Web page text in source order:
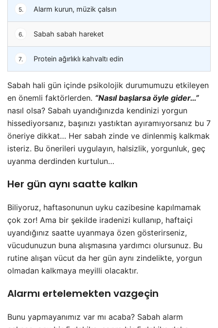
5. Alarm kurun, müzik çalsın
6. Sabah sabah hareket
7. Protein ağırlıklı kahvaltı edin
Sabah hali gün içinde psikolojik durumumuzu etkileyen
en önemli faktörlerden. “Nasıl başlarsa öyle gider…”
nasıl olsa? Sabah uyandığınızda kendinizi yorgun
hissediyorsanız, başınızı yastıktan ayıramıyorsanız bu 7
öneriye dikkat… Her sabah zinde ve dinlenmiş kalkmak
isteriz. Bu önerileri uygulayın, halsizlik, yorgunluk, geç
uyanma derdinden kurtulun…
Her gün aynı saatte kalkın
Biliyoruz, haftasonunun uyku cazibesine kapılmamak
çok zor! Ama bir şekilde iradenizi kullanıp, haftaiçi
uyandığınız saatte uyanmaya özen gösterirseniz,
vücudunuzun buna alışmasına yardımcı olursunuz. Bu
rutine alışan vücut da her gün aynı zindelikte, yorgun
olmadan kalkmaya meyilli olacaktır.
Alarmı ertelemekten vazgeçin
Bunu yapmayanımız var mı acaba? Sabah alarm